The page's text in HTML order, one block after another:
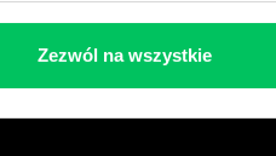
Zezwól na wszystkie